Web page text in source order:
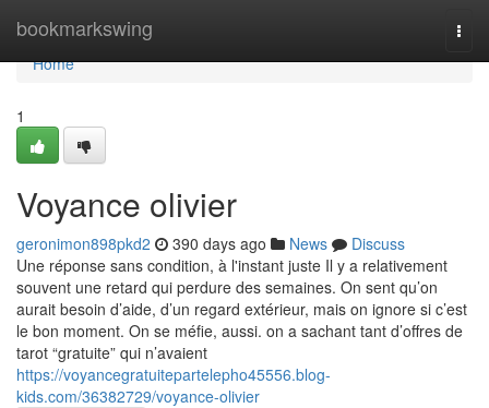
bookmarkswing
Home
Home
1
Voyance olivier
geronimon898pkd2 390 days ago News
Discuss
Une réponse sans condition, à l'instant juste Il y a relativement
souvent une retard qui perdure des semaines. On sent qu’on
aurait besoin d’aide, d’un regard extérieur, mais on ignore si c’est
le bon moment. On se méfie, aussi. on a sachant tant d’offres de
tarot “gratuite” qui n’avaient
https://voyancegratuitepartelepho45556.blog-
kids.com/36382729/voyance-olivier